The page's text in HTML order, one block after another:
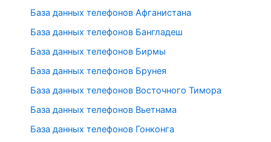
База данных телефонов Афганистана
База данных телефонов Бангладеш
База данных телефонов Бирмы
База данных телефонов Брунея
База данных телефонов Восточного Тимора
База данных телефонов Вьетнама
База данных телефонов Гонконга